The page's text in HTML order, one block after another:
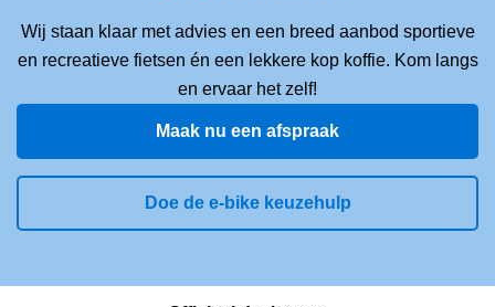
Wij staan klaar met advies en een breed aanbod sportieve
en recreatieve fietsen én een lekkere kop koffie. Kom langs
en ervaar het zelf!
Maak nu een afspraak
Doe de e-bike keuzehulp